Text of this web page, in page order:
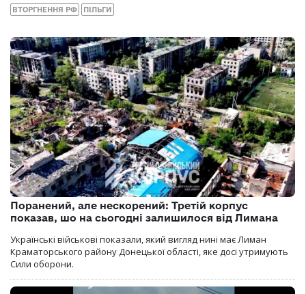
ВТОРГНЕННЯ РФ ПІЛЬГИ
Поранений, але нескорений: Третій корпус
показав, шо на сьогодні залишилося від Лимана
Українські військові показали, який вигляд нині має Лиман
Краматорського району Донецької області, яке досі утримують
Сили оборони.